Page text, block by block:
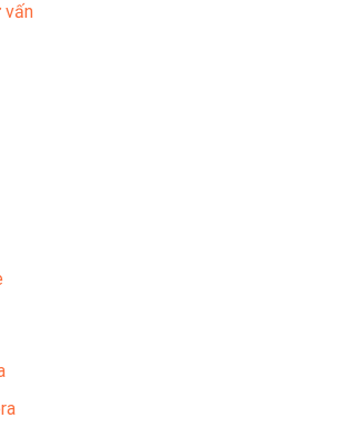
vấn